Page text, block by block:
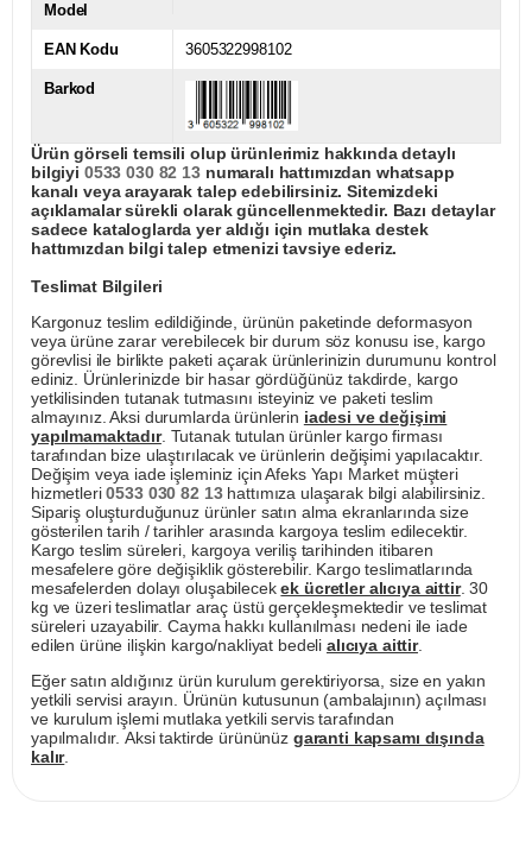
Model
EAN Kodu 3605322998102
Barkod
Ürün görseli temsili olup ürünlerimiz hakkında detaylı
bilgiyi 0533 030 82 13numaralı hattımızdan whatsapp
kanalı veya arayarak talep edebilirsiniz. Sitemizdeki
açıklamalar sürekli olarak güncellenmektedir. Bazı detaylar
sadece kataloglarda yer aldığı için mutlaka destek
hattımızdan bilgi talep etmenizi tavsiye ederiz.
Teslimat Bilgileri
Kargonuz teslim edildiğinde, ürünün paketinde deformasyon
veya ürüne zarar verebilecek bir durum söz konusu ise, kargo
görevlisi ile birlikte paketi açarak ürünlerinizin durumunu kontrol
ediniz. Ürünlerinizde bir hasar gördüğünüz takdirde, kargo
yetkilisinden tutanak tutmasını isteyiniz ve paketi teslim
almayınız. Aksi durumlarda ürünlerin iadesi ve değişimi
yapılmamaktadır. Tutanak tutulan ürünler kargo firması
tarafından bize ulaştırılacak ve ürünlerin değişimi yapılacaktır.
Değişim veya iade işleminiz için Afeks Yapı Market müşteri
hizmetleri0533 030 82 13hattımıza ulaşarak bilgi alabilirsiniz.
Sipariş oluşturduğunuz ürünler satın alma ekranlarında size
gösterilen tarih / tarihler arasında kargoya teslim edilecektir.
Kargo teslim süreleri, kargoya veriliş tarihinden itibaren
mesafelere göre değişiklik gösterebilir. Kargo teslimatlarında
mesafelerden dolayı oluşabilecekek ücretler alıcıya aittir. 30
kg ve üzeri teslimatlar araç üstü gerçekleşmektedir ve teslimat
süreleri uzayabilir. Cayma hakkı kullanılması nedeni ile iade
edilen ürüne ilişkin kargo/nakliyat bedeli alıcıya aittir.
Eğer satın aldığınız ürün kurulum gerektiriyorsa, size en yakın
yetkili servisi arayın. Ürünün kutusunun (ambalajının) açılması
ve kurulum işlemi mutlaka yetkili servis tarafından
yapılmalıdır. Aksi taktirde ürününüz garanti kapsamı dışında
kalır.